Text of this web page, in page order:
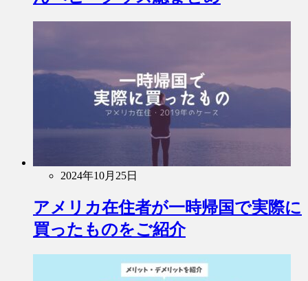
2024年10月25日
アメリカ在住者が一時帰国で実際に
買ったものをご紹介